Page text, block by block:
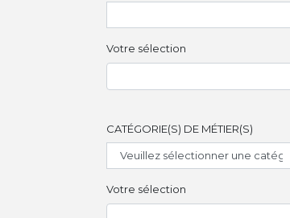
Votre sélection
CATÉGORIE(S) DE MÉTIER(S)
Votre sélection